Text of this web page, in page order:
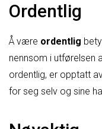
Ordentlig
Å være ordentlig
nennsom i utførelsen
ordentlig, er opptatt
for seg selv og sine